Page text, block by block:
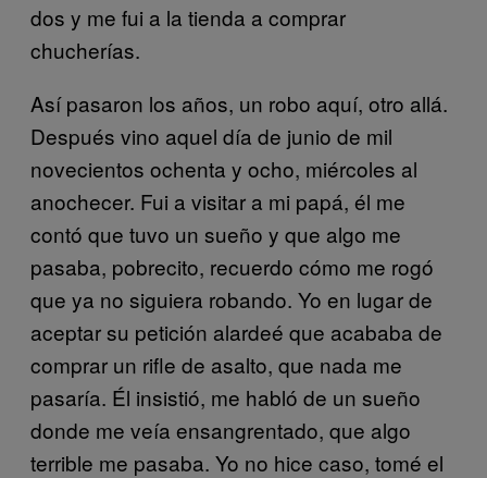
dos y me fui a la tienda a comprar
chucherías.
Así pasaron los años, un robo aquí, otro allá.
Después vino aquel día de junio de mil
novecientos ochenta y ocho, miércoles al
anochecer. Fui a visitar a mi papá, él me
contó que tuvo un sueño y que algo me
pasaba, pobrecito, recuerdo cómo me rogó
que ya no siguiera robando. Yo en lugar de
aceptar su petición alardeé que acababa de
comprar un rifle de asalto, que nada me
pasaría. Él insistió, me habló de un sueño
donde me veía ensangrentado, que algo
terrible me pasaba. Yo no hice caso, tomé el